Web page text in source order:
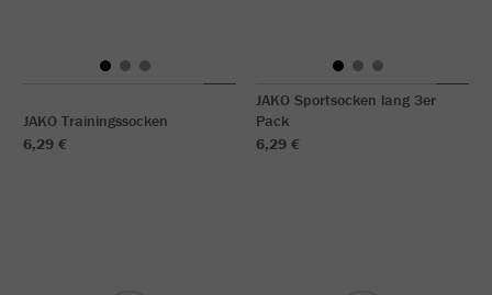
JAKO Trainingssocken
6,29 €
JAKO Sportsocken lang 3er
Pack
6,29 €